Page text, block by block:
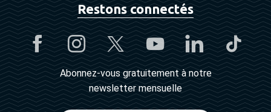
Restons connectés
Abonnez-vous gratuitement à notre
newsletter mensuelle